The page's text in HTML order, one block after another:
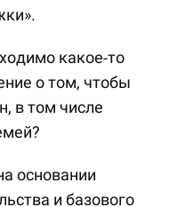
какое-то
о том, чтобы
в том числе
основании
и базового